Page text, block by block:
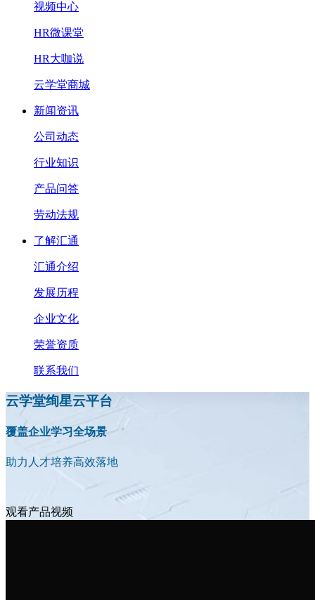
视频中心
HR微课堂
HR大咖说
云学堂商城
新闻资讯
公司动态
行业知识
产品问答
劳动法规
了解汇通
汇通介绍
发展历程
企业文化
荣誉资质
联系我们
云学堂绚星云平台
覆盖企业学习全场景
助力人才培养高效落地
观看产品视频